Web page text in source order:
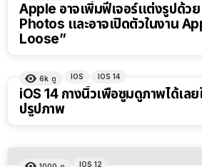
Apple อาจเพิ่มฟีเจอร์แต่งรูปด้ว
Photos และอาจเปิดตัวในงาน
Loose”
6k ดู IOS IOS 14
iOS 14 กางนิ้วเพื่อซูมดูภาพได้เลย
ปรูปภาพ
IOS 12